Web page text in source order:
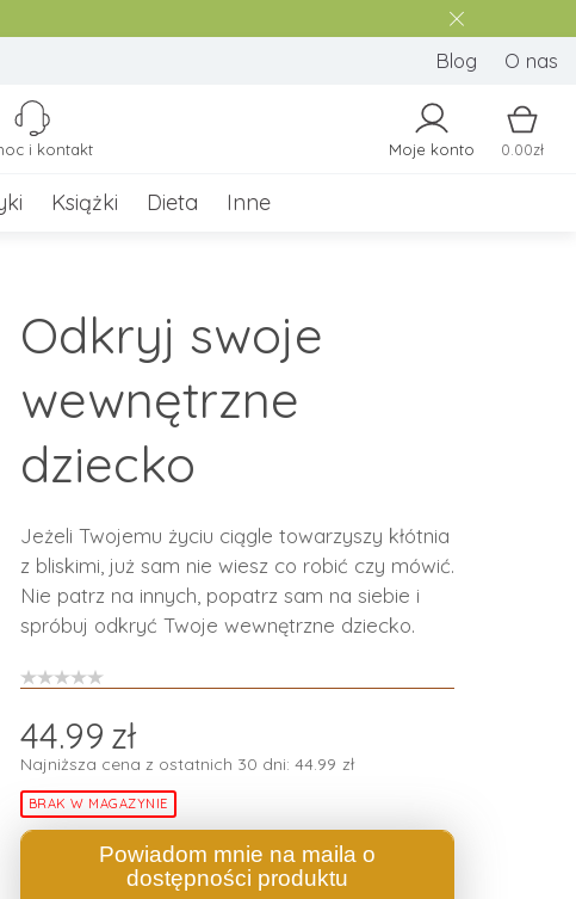
Blog O nas
Moje konto 0.00zł
i kontakt
Książki Dieta Inne
Odkryj swoje
wewnętrzne
dziecko
Jeżeli Twojemu życiu ciągle towarzyszy kłótnia
z bliskimi, już sam nie wiesz co robić czy mówić.
Nie patrz na innych, popatrz sam na siebie i
spróbuj odkryć Twoje wewnętrzne dziecko.
44.99 zł
Najniższa cena z ostatnich 30 dni: 44.99 zł
BRAK W MAGAZYNIE
Powiadom mnie na maila o
dostępności produktu